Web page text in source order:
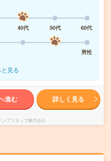
40代 50代
60代
男性
と見る
進む 詳しく見る
ンプスタッフ株式会社